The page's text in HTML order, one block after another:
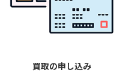
買取の申し込み